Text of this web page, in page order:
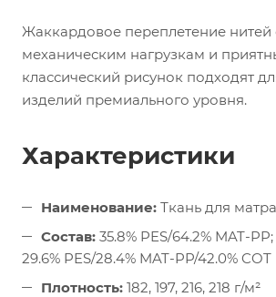
Жаккардовое переплетение нитей
механическим нагрузкам и
классический рисунок подходят
изделий премиального уровня.
Характеристики
Наименование: Ткань для
Состав: 35.8% PES/64.2% MAT-
29.6% PES/28.4% MAT-PP/42.0% COT
Плотность: 182, 197, 216, 218 г/м²